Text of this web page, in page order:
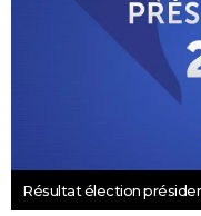
Résultat élection